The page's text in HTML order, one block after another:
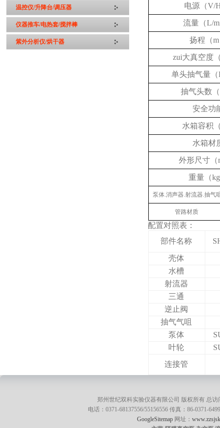
温控仪/升降台/调压器
仪器推车/电热套/搅拌棒
紫外分析仪/烘干器
电源（V/
流量（L/
扬程（m
zui大真空度
单头抽气量
抽气头数
安全功
水箱容积
水箱材
外形尺寸（
重量（kg
泵体.消声器.射流器.抽气
管路材质
配置对照表：
部件名称
壳体
水槽
射流器
三通
逆止阀
抽气气咀
泵体
叶轮
连接管
郑州世纪双科实验仪器有限公司 版权所有 总访
电话：0371-68137556/55156556 传真：86-0371-
GoogleSitemap 网址：